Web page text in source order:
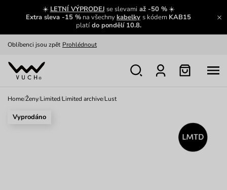
☀️ LETNÍ VÝPRODEJ se slevamiaž -50 %☀️
Extra sleva -15 % na všechnykabelky s kódem KAB15
platído pondělí 10.8.
Zajímavosti ze světa Vuch:
Zobrazit
Oblíbenci jsou zpět Prohlédnout
Nech se inspirovat
Home/Ženy/Limited/Limited archive/Lust
Vyprodáno